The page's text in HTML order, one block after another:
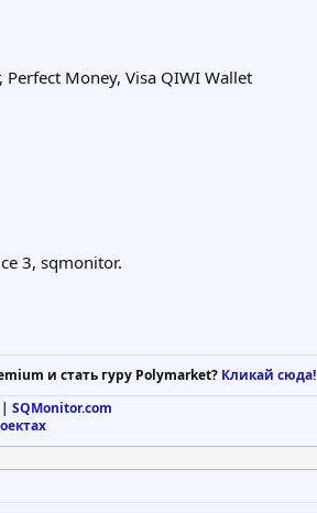
Money, Visa QIWI Wallet
3, sqmonitor.
и стать гуру Polymarket? Кликай сюда!